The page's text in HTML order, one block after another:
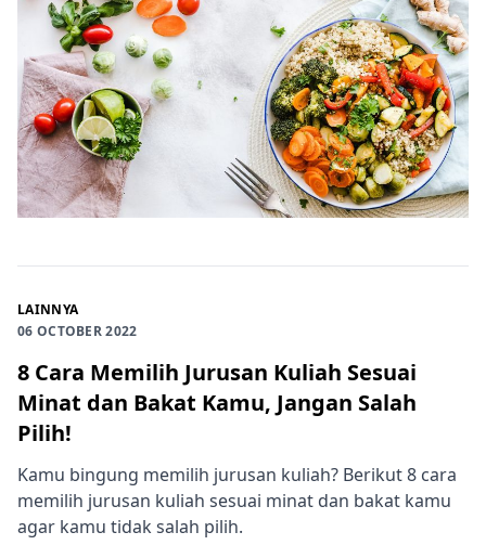
LAINNYA
06 OCTOBER 2022
8 Cara Memilih Jurusan Kuliah Sesuai
Minat dan Bakat Kamu, Jangan Salah
Pilih!
Kamu bingung memilih jurusan kuliah? Berikut 8 cara
memilih jurusan kuliah sesuai minat dan bakat kamu
agar kamu tidak salah pilih.